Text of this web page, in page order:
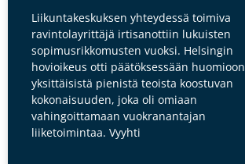
Liikuntakeskuksen yhteydessä toimiva
ravintolayrittäjä irtisanottiin lukuisten
sopimusrikkomusten vuoksi. Helsingin
hovioikeus otti päätöksessään huomioon
yksittäisistä pienistä teoista koostuvan
kokonaisuuden, joka oli omiaan
vahingoittamaan vuokranantajan
liiketoimintaa. Vyyhti